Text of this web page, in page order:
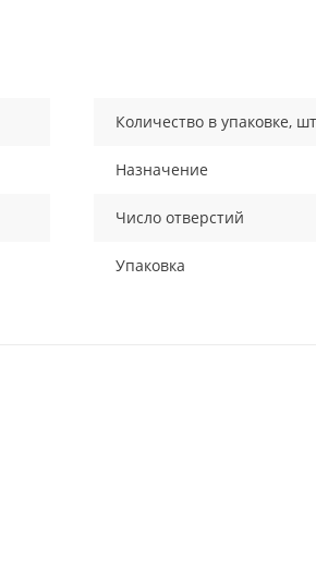
Количество в упаковке, шт
Назначение
Число отверстий
Упаковка